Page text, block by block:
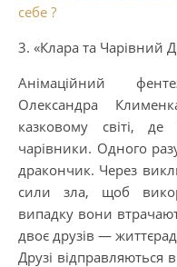
себе ?
3. «Клара та Чарівний
Анімаційний
Олександра
казковому світі,
чарівники. Одного
дракончик. Через
сили зла, щоб
випадку вони
двоє друзів —
Друзі відправляються